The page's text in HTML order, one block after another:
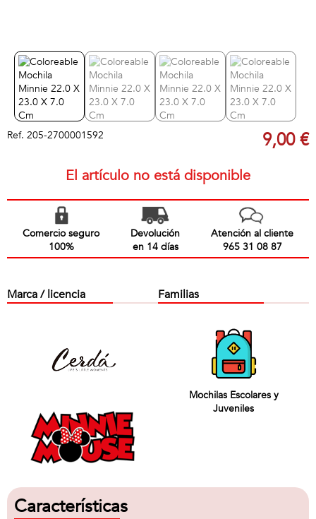
Ref. 205-2700001592 9,00 €
El artículo no está disponible
Comercio seguro
100%
Devolución
en 14 días
Atención al cliente
965 31 08 87
Marca / licencia Familias
Mochilas Escolares y
Juveniles
Características